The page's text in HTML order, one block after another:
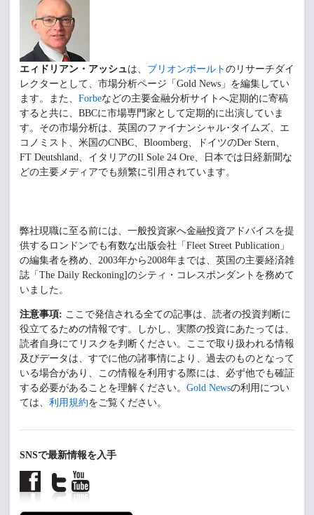
エィドリアン・アッシュは、 ブリオンボールト のリサーチダイ
レクターとして、市場分析ページ「Gold News」を編集してい
ます。また、 Forbeなどの主要金融分析サイトへ定期的に寄稿
すると共に、BBCに市場専門家として定期的に出演していま
す。その市場分析は、英国のファイナンシャル･タイムズ、エ
コノミスト、米国のCNBC、Bloomberg、ドイツのDer Stern、
FT Deutshland、イタリアのIl Sole 24 Ore、日本では日経新聞な
どの主要メディアでも頻繁に引用されています。
弊社現職に至る前には、一般投資家へ金融投資アドバイスを提
供するロンドンでも有数な出版会社「Fleet Street Publication」
の編集者を務め、2003年から2008年までは、英国の主要経済雑
誌「The Daily Reckoning]のシティ・コレスポンダントを務めて
いました。
注意事項: ここで発信される全ての記事は、読者の投資判断に
役立てるための情報です。しかし、実際の投資にあたっては、
読者自身にてリスクを判断ください。ここで取り扱われる情報
及びデータは、すでに他の諸事情により、過去のものとなって
いる場合があり、この情報を利用する際には、必ず他でも確証
する必要があることを理解ください。 Gold Newsの利用につい
ては、 利用規約をご覧ください。
SNSで最新情報を入手